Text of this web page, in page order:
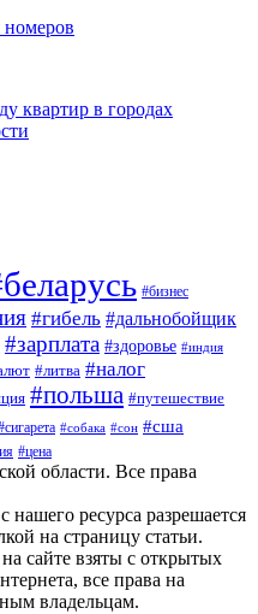
номеров
квартир в городах
#бизнес
#гибель #дальнобойщик
#зарплата #здоровье #индия
#литва #налог
#польша #путешествие
#собака #сон #сша
#цена
области. Все права
ресурса разрешается
на страницу статьи.
сайте взяты с открытых
все права на
владельцам.